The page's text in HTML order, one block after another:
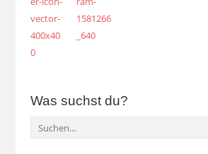
Was suchst du?